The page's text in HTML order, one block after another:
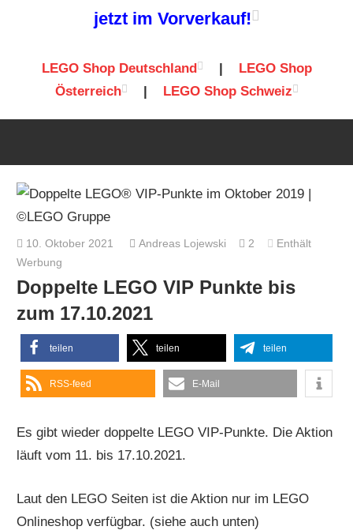
jetzt im Vorverkauf!
LEGO Shop Deutschland | LEGO Shop
Österreich
| LEGO Shop Schweiz
10. Oktober 2021 Andreas Lojewski 2
Enthält
Werbung
Doppelte LEGO VIP Punkte bis
zum 17.10.2021
teilen teilen teilen
RSS-feed E-Mail
Es gibt wieder doppelte LEGO VIP-Punkte. Die Aktion
läuft vom 11. bis 17.10.2021.
Laut den LEGO Seiten ist die Aktion nur im LEGO
Onlineshop verfügbar. (siehe auch unten)